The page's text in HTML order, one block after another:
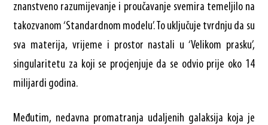
znanstveno razumijevanje i proučavanje svemira temeljilo na
takozvanom ‘Standardnom modelu’. To uključuje tvrdnju da su
sva materija, vrijeme i prostor nastali u ‘Velikom prasku’,
singularitetu za koji se procjenjuje da se odvio prije oko 14
milijardi godina.
Međutim, nedavna promatranja udaljenih galaksija koja je